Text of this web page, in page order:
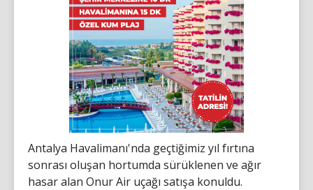
Antalya Havalimanı'nda geçtiğimiz yıl fırtına
sonrası oluşan hortumda sürüklenen ve ağır
hasar alan Onur Air uçağı satışa konuldu.